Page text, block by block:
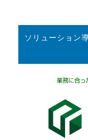
ソリューション